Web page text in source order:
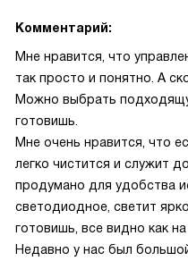
Комментарий:
Мне нравится, что
так просто и понятно. А
Можно выбрать
готовишь.
Мне очень нравится, что
легко чистится и служит
продумано для удобства
светодиодное, светит
готовишь, все видно как
Недавно у нас был